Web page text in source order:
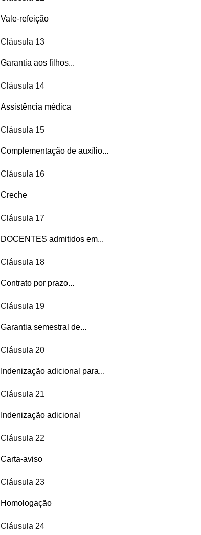
Vale-refeição
Cláusula 13
Garantia aos filhos...
Cláusula 14
Assistência médica
Cláusula 15
Complementação de auxílio...
Cláusula 16
Creche
Cláusula 17
DOCENTES admitidos em...
Cláusula 18
Contrato por prazo...
Cláusula 19
Garantia semestral de...
Cláusula 20
Indenização adicional para...
Cláusula 21
Indenização adicional
Cláusula 22
Carta-aviso
Cláusula 23
Homologação
Cláusula 24